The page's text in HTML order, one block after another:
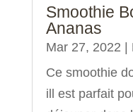
Smoothie
Ananas
Mar 27, 2022 |
Ce smoothie
ill est parfait